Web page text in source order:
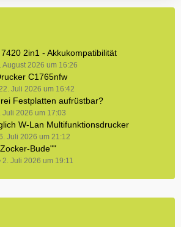
2in1 - Akkukompatibilität
August 2026 um 16:26
C1765nfw
Juli 2026 um 16:42
Festplatten aufrüstbar?
Juli 2026 um 17:03
W-Lan Multifunktionsdrucker
Juli 2026 um 21:12
Bude""
2. Juli 2026 um 19:11